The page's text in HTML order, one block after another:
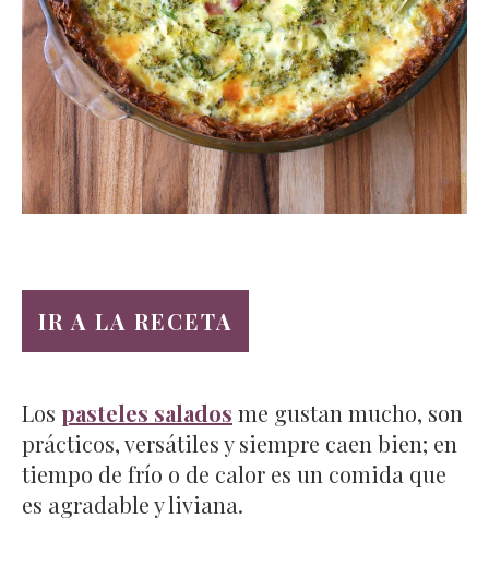
IR A LA RECETA
Los pasteles salados me gustan mucho, son
prácticos, versátiles y siempre caen bien; en
tiempo de frío o de calor es un comida que
es agradable y liviana.